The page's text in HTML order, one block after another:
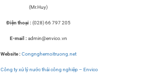
(Mr.Huy)
Điện thoại : (028) 66 797 205
E-mail : admin@envico.vn
Website : Congnghemoitruong.net
Công ty xử lý nước thải công nghiệp – Envico